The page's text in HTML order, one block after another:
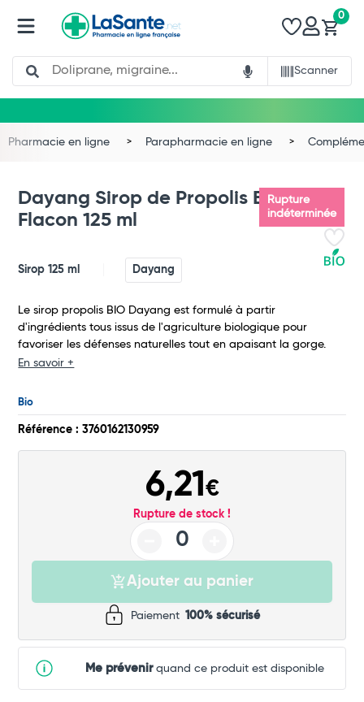
Search
Scanner
0
Total
Pharmacie en ligne Parapharmacie en ligne
Rupture
indéterminée
Dayang Sirop de Propolis Bio
Flacon 125 ml
Sirop 125 ml Dayang
Le sirop propolis BIO Dayang est formulé à partir
d'ingrédients tous issus de l'agriculture biologique pour
favoriser les défenses naturelles tout en apaisant la gorge.
En savoir +
Bio
Référence : 3760162130959
6,21€
Rupture de stock !
Ajouter au panier
Paiement 100% sécurisé
Me prévenirquand ce produit est disponible